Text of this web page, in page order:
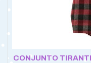
CONJUNTO